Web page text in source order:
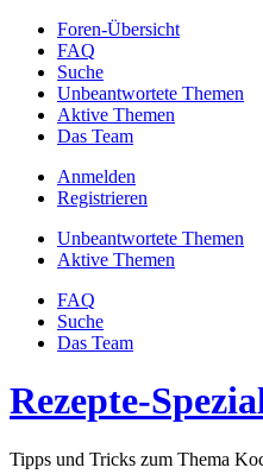
Foren-Übersicht
FAQ
Suche
Unbeantwortete Themen
Aktive Themen
Das Team
Anmelden
Registrieren
Unbeantwortete Themen
Aktive Themen
FAQ
Suche
Das Team
Rezepte-
Tipps und Tricks zum Thema